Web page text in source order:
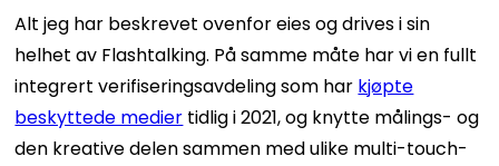
Alt jeg har beskrevet ovenfor eies og drives i sin
helhet av Flashtalking. På samme måte har vi en fullt
integrert verifiseringsavdeling som har kjøpte
beskyttede medier tidlig i 2021, og knytte målings- og
den kreative delen sammen med ulike multi-touch-